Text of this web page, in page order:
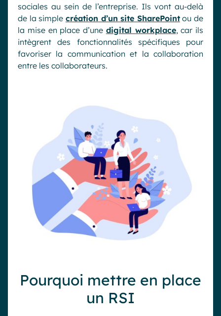
sociales au sein de l’entreprise. Ils vont au-delà
de la simple création d’un site SharePointou de
la mise en place d’une digital workplace, car ils
intègrent des fonctionnalités spécifiques pour
favoriser la communication et la collaboration
entre les collaborateurs.
Pourquoi mettre en place
un RSI